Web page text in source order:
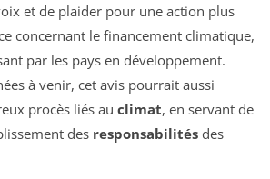
et de plaider pour une action plus
concernant le financement climatique,
par les pays en développement.
à venir, cet avis pourrait aussi
procès liés au climat, en servant de
des responsabilités des